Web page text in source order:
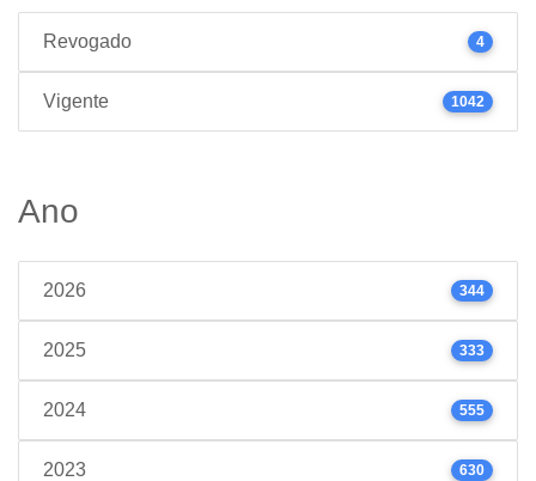
Revogado 4
Vigente 1042
Ano
2026 344
2025 333
2024 555
2023 630